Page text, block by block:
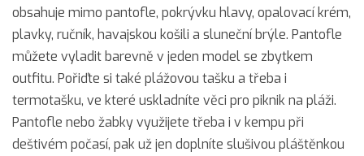
obsahuje mimo pantofle, pokrývku hlavy, opalovací krém,
plavky, ručník, havajskou košili a sluneční brýle. Pantofle
můžete vyladit barevně v jeden model se zbytkem
outfitu. Pořiďte si také plážovou tašku a třeba i
termotašku, ve které uskladníte věci pro piknik na pláži.
Pantofle nebo žabky využijete třeba i v kempu při
deštivém počasí, pak už jen doplníte slušivou pláštěnkou